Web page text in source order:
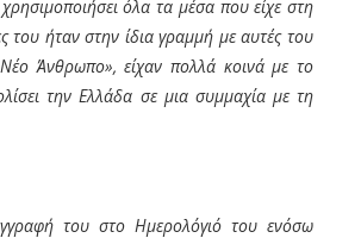
όλα τα μέσα που είχε στη
του ήταν στην ίδια γραμμή με αυτές του
Άνθρωπο», είχαν πολλά κοινά με το
την Ελλάδα σε μια συμμαχία με τη
του στο Ημερολόγιό του ενόσω